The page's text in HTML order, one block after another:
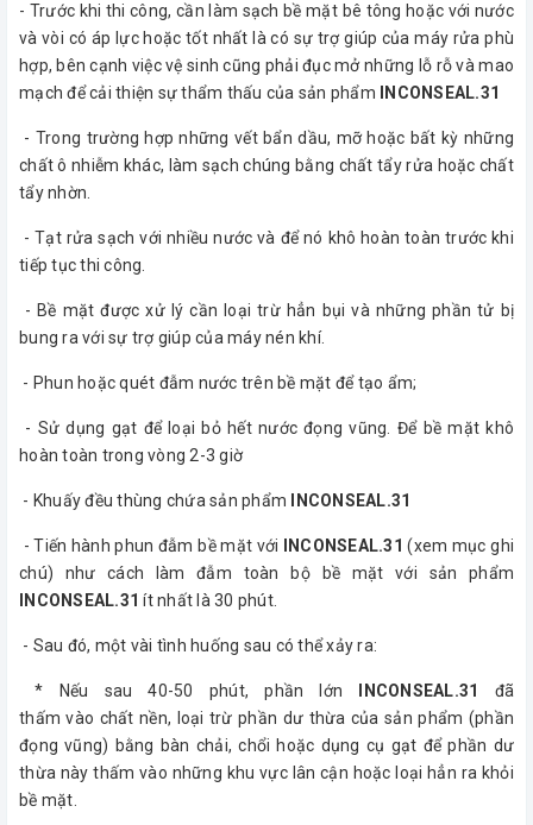
- Trước khi thi công, cần làm sạch bề mặt bê tông hoặc với nước
và vòi có áp lực hoặc tốt nhất là có sự trợ giúp của máy rửa phù
hợp, bên cạnh việc vệ sinh cũng phải đục mở những lỗ rỗ và mao
mạch để cải thiện sự thẩm thấu của sản phẩm
INCONSEAL.31
- Trong trường hợp những vết bẩn dầu, mỡ hoặc bất kỳ những
chất ô nhiễm khác, làm sạch chúng bằng chất tẩy rửa hoặc chất
tẩy nhờn.
- Tạt rửa sạch với nhiều nước và để nó khô hoàn toàn trước khi
tiếp tục thi công.
- Bề mặt được xử lý cần loại trừ hẳn bụi và những phần tử bị
bung ra với sự trợ giúp của máy nén khí.
- Phun hoặc quét đẫm nước trên bề mặt để tạo ẩm;
- Sử dụng gạt để loại bỏ hết nước đọng vũng. Để bề mặt khô
hoàn toàn trong vòng 2-3 giờ
- Khuấy đều thùng chứa sản phẩm INCONSEAL.31
- Tiến hành phun đẫm bề mặt với INCONSEAL.31 (xem mục ghi
chú) như cách làm đẫm toàn bộ bề mặt với sản phẩm
INCONSEAL.31 ít nhất là 30 phút.
- Sau đó, một vài tình huống sau có thể xảy ra:
* Nếu sau 40-50 phút, phần lớn INCONSEAL.31
đã
thấm vào chất nền, loại trừ phần dư thừa của sản phẩm (phần
đọng vũng) bằng bàn chải, chổi hoặc dụng cụ gạt để phần dư
thừa này thấm vào những khu vực lân cận hoặc loại hẳn ra khỏi
bề mặt.